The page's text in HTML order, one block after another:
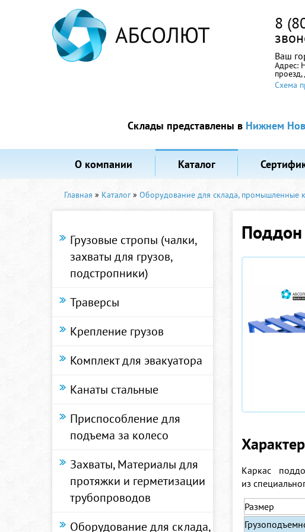
8
Ваш
Адрес:
проезд,
Схема
Склады представлены в Нижнем
О компании Каталог
Главная » Каталог» Оборудование для склада, промышленные
Грузовые стропы (чалки,
захваты для грузов,
подстропники)
Траверсы
Крепление грузов
Комплект для эвакуатора
Канаты стальные
Приспособление для
подъема за колесо
Захваты, Материалы для
протяжки и герметизации
трубопроводов
Оборудование для склада,
Каркас
из
Размер